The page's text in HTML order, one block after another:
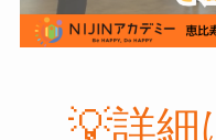
💡詳細